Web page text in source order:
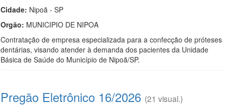
Cidade: Nipoã - SP
Orgão: MUNICIPIO DE NIPOA
Contratação de empresa especializada para a confecção de próteses
dentárias, visando atender à demanda dos pacientes da Unidade
Básica de Saúde do Município de Nipoã/SP.
Pregão Eletrônico 16/2026 (21 visual.)